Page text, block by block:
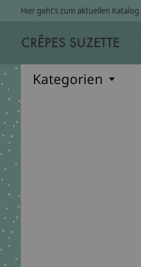
Hier geht’s zum aktuellen Katalog
Kategorien